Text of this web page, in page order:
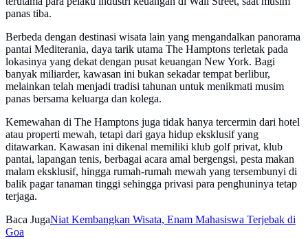
panas tiba.
Berbeda dengan destinasi wisata lain yang mengandalkan panorama
pantai Mediterania, daya tarik utama The Hamptons terletak pada
lokasinya yang dekat dengan pusat keuangan New York. Bagi
banyak miliarder, kawasan ini bukan sekadar tempat berlibur,
melainkan telah menjadi tradisi tahunan untuk menikmati musim
panas bersama keluarga dan kolega.
Kemewahan di The Hamptons juga tidak hanya tercermin dari hotel
atau properti mewah, tetapi dari gaya hidup eksklusif yang
ditawarkan. Kawasan ini dikenal memiliki klub golf privat, klub
pantai, lapangan tenis, berbagai acara amal bergengsi, pesta makan
malam eksklusif, hingga rumah-rumah mewah yang tersembunyi di
balik pagar tanaman tinggi sehingga privasi para penghuninya tetap
terjaga.
Baca JugaNiat Kembangkan Wisata, Enam Mahasiswa Terjebak di
Goa